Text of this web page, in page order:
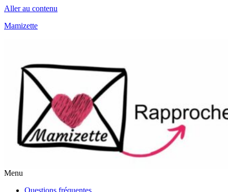
Aller au contenu
Mamizette
Menu
Questions fréquentes